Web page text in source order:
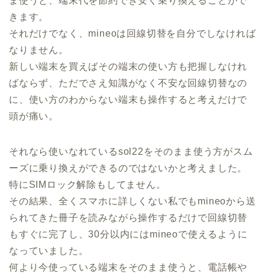
きます。
それだけでなく、mineoは回線切替を自分でしなければ
なりません。
新しい端末を買えばその端末の使い方も把握しなけれ
ばならず、ただでさえ知識がなく不安な回線切替なの
に、使い方のわからない端末も操作すると考えだけで
頭が痛い。
それなら使いなれているsol22をそのまま使う方がスム
ーズに乗り換えができるのではないかと考えました。
特にSIMロック解除もしてません。
その結果、全くスマホに詳しくない私でもmineoから送
られてきた冊子を読みながら操作するだけで回線切替
もすぐに完了し、30分以内にはmineoで使えるように
なっていました。
何より今使っている端末をそのまま使うと、電話帳や